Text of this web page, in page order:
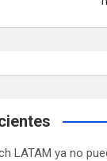
LATAM ya no